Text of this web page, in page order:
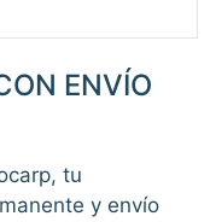
ENVÍO
tu
y envío